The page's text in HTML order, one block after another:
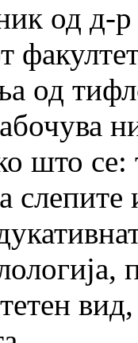
од д-
од
што се: